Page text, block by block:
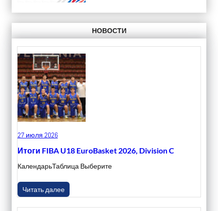
НОВОСТИ
27 июля 2026
Итоги FIBA U18 EuroBasket 2026, Division C
КалендарьТаблица Выберите
Читать далее